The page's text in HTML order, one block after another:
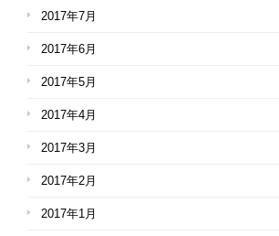
2017年7月
2017年6月
2017年5月
2017年4月
2017年3月
2017年2月
2017年1月